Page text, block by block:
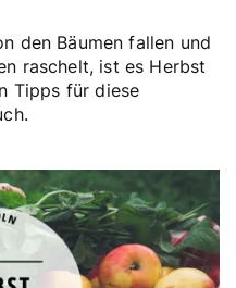
den Bäumen fallen und
raschelt, ist es Herbst
Tipps für diese